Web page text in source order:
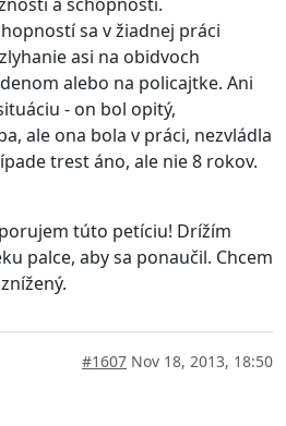
sa v žiadnej práci
asi na obidvoch
alebo na policajtke. Ani
- on bol opitý,
ale ona bola v práci, nezvládla
trest áno, ale nie 8 rokov.
túto petíciu! Drížím
palce, aby sa ponaučil. Chcem
#1607 Nov 18, 2013, 18:50